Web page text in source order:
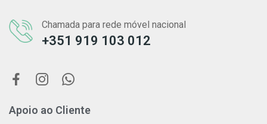
Chamada para rede móvel nacional
+351 919 103 012
Apoio ao Cliente